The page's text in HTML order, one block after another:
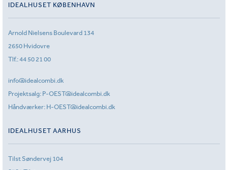
IDEALHUSET KØBENHAVN
Arnold Nielsens Boulevard 134
2650 Hvidovre
Tlf.:44 50 21 00
info@idealcombi.dk
Projektsalg: P-OEST@idealcombi.dk
Håndværker: H-OEST@idealcombi.dk
IDEALHUSET AARHUS
Tilst Søndervej 104